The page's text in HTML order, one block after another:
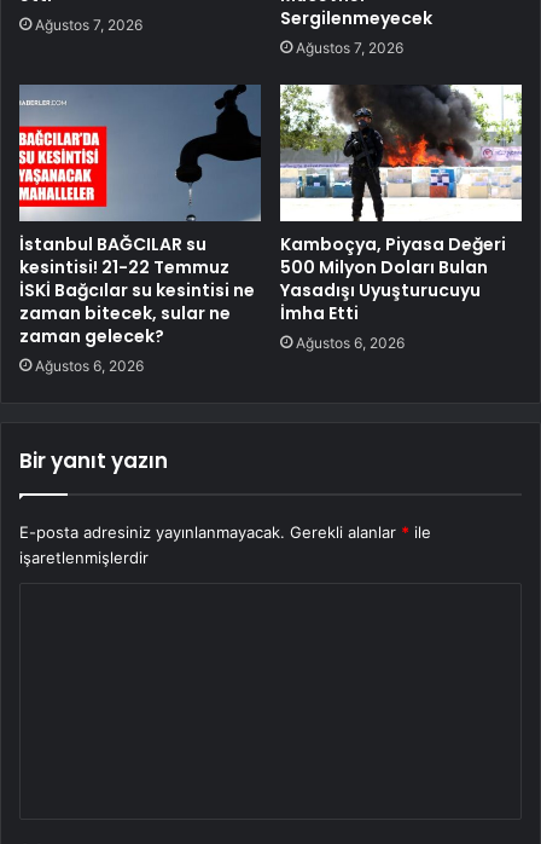
Ağustos 7, 2026
Sergilenmeyecek
Ağustos 7, 2026
İstanbul BAĞCILAR su
kesintisi! 21-22 Temmuz
İSKİ Bağcılar su kesintisi ne
zaman bitecek, sular ne
zaman gelecek?
Ağustos 6, 2026
Kamboçya, Piyasa Değeri
500 Milyon Doları Bulan
Yasadışı Uyuşturucuyu
İmha Etti
Ağustos 6, 2026
Bir yanıt yazın
E-posta adresiniz yayınlanmayacak. Gerekli alanlar * ile
işaretlenmişlerdir